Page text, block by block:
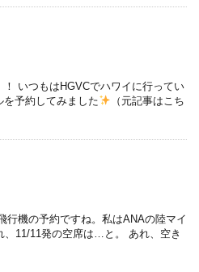
いつもはHGVCでハワイに行ってい
予約してみました
（元記事はこち
行機の予約ですね。私はANAの陸マイ
、11/11発の空席は…と。 あれ、空き